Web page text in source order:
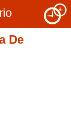
De